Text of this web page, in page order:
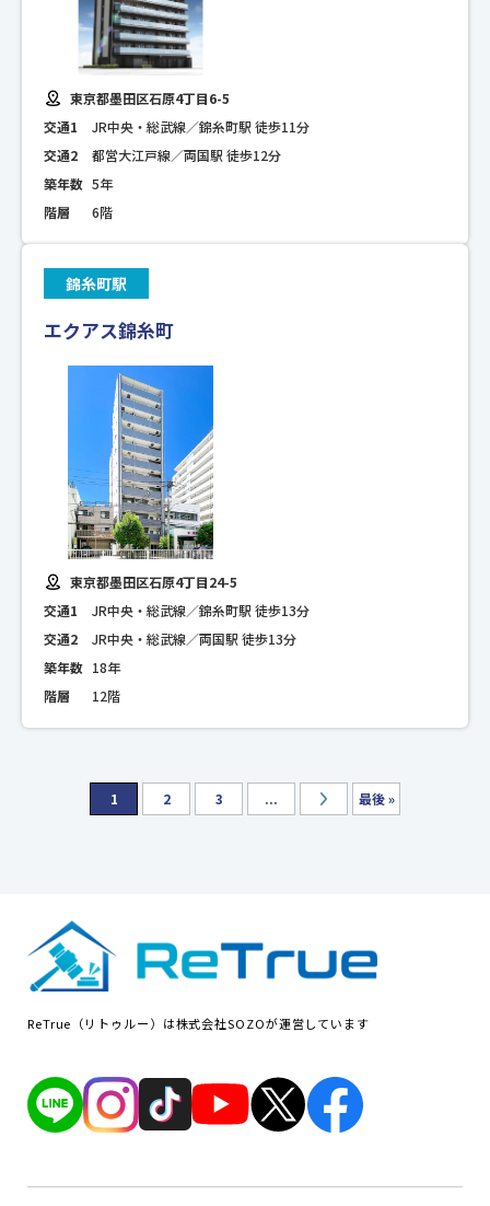
東京都墨田区石原4丁目6-5
交通1
JR中央・総武線／錦糸町駅 徒歩11分
交通2
都営大江戸線／両国駅 徒歩12分
築年数 5年
階層
6階
錦糸町駅
エクアス錦糸町
東京都墨田区石原4丁目24-5
交通1
JR中央・総武線／錦糸町駅 徒歩13分
交通2
JR中央・総武線／両国駅 徒歩13分
築年数 18年
階層
12階
1 2 3 ... 最後 »
ReTrue（リトゥルー）は株式会社SOZOが運営しています